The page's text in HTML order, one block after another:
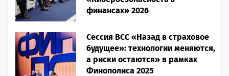
финансах» 2026
Сессия ВСС «Назад в страховое
будущее»: технологии меняются,
а риски остаются» в рамках
Финополиса 2025